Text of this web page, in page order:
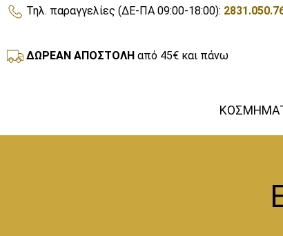
Τηλ. παραγγελίες (ΔΕ-ΠΑ 09:00-18:00):
ΔΩΡΕΑΝ ΑΠΟΣΤΟΛΗ από 45€ και πάνω